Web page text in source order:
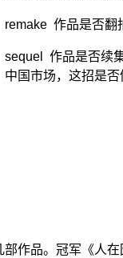
remake 作品是否翻
sequel 作品是否续
中国市场，这招是
作品。冠军《人